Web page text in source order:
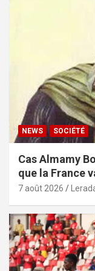
NEWS SOCIÉTÉ
Cas Almamy
que la France
7 août 2026